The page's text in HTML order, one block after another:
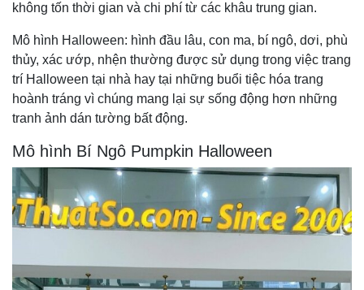
không tốn thời gian và chi phí từ các khâu trung gian.
Mô hình Halloween: hình đầu lâu, con ma, bí ngô, dơi, phù
thủy, xác ướp, nhện thường được sử dụng trong việc trang
trí Halloween tại nhà hay tại những buổi tiệc hóa trang
hoành tráng vì chúng mang lại sự sống động hơn những
tranh ảnh dán tường bất động.
Mô hình Bí Ngô Pumpkin Halloween